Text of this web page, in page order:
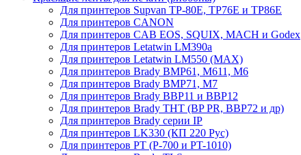
Для принтеров Supvan TP-80E, TP76E и TP86E
Для принтеров CANON
Для принтеров CAB EOS, SQUIX, MACH и Godex
Для принтеров Letatwin LM390a
Для принтеров Letatwin LM550 (MAX)
Для принтеров Brady BMP61, M611, M6
Для принтеров Brady BMP71, M7
Для принтеров Brady BBP11 и BBP12
Для принтеров Brady THT (BP PR, BBP72 и др)
Для принтеров Brady серии IP
Для принтеров LK330 (КП 220 Рус)
Для принтеров PT (P-700 и PT-1010)